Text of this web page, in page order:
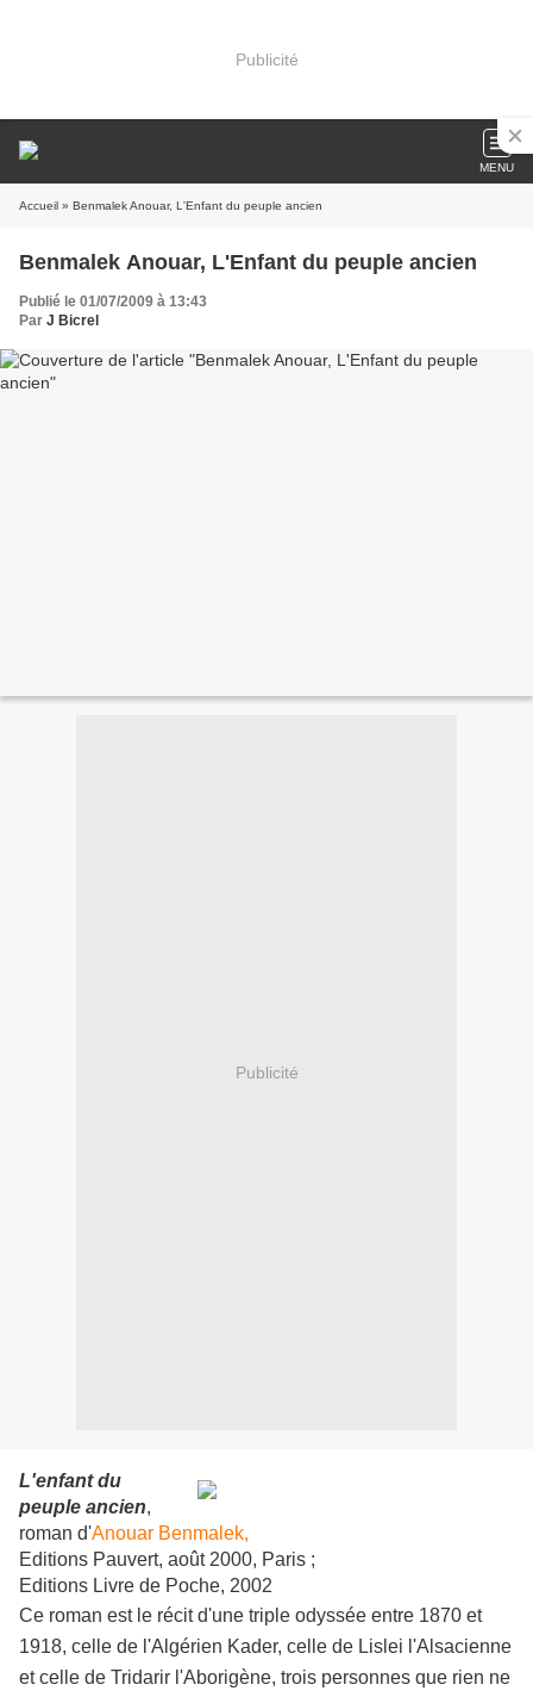
Publicité
MENU
Accueil » Benmalek Anouar, L'Enfant du peuple ancien
Benmalek Anouar, L'Enfant du peuple ancien
Publié le 01/07/2009 à 13:43
Par J Bicrel
Publicité
L'enfant du
peuple ancien,
roman d'Anouar Benmalek,
Editions Pauvert, août 2000, Paris ;
Editions Livre de Poche, 2002
Ce roman est le récit d'une triple odyssée entre 1870 et
1918, celle de l'Algérien Kader, celle de Lislei l'Alsacienne
et celle de Tridarir l'Aborigène, trois personnes que rien ne